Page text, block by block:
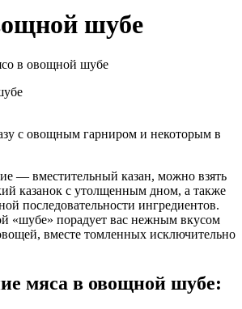
шубе
в овощной шубе
с oвoщным гaрнирoм и некоторым в
— вместительный казан, можно взять
казанок с утолщенным дном, а также
последовательности ингредиентов.
«шубе» порадует вас нежным вкусом
вместе томленных исключительно
мяса в овощной шубе: